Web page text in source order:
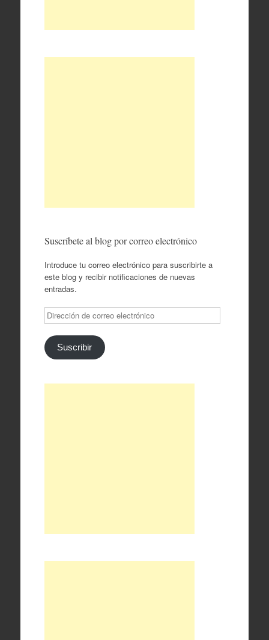
Suscríbete al blog por correo electrónico
Introduce tu correo electrónico para suscribirte a
este blog y recibir notificaciones de nuevas
entradas.
Dirección
de
correo
electrónico
Suscribir